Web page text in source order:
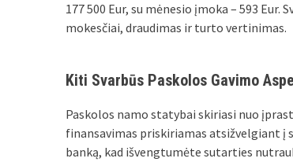
177 500 Eur, su mėnesio įmoka – 593
mokesčiai, draudimas ir turto vertinimas.
Kiti Svarbūs Paskolos Gavimo
Paskolos namo statybai skiriasi nuo
finansavimas priskiriamas atsižvelgiant
banką, kad išvengtumėte sutarties